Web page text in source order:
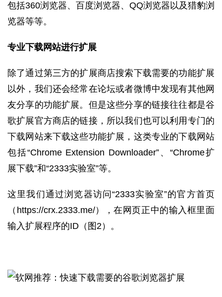
包括360浏览器、百度浏览器、QQ浏览器以及猎豹浏
览器等等。
专业下载网站进行扩展
除了通过第三方的扩展商店搜索下载需要的功能扩展
以外，我们还会经常在论坛或者微博中发现有其他网
友分享的功能扩展。但是这些分享的链接往往都是谷
歌扩展官方商店的链接，所以我们也可以利用专门的
下载网站来下载这些功能扩展，这类专业的下载网站
包括“Chrome Extension Downloader”、“Chrome扩
展下载”和“2333实验室”等。
这里我们通过浏览器访问“2333实验室”的官方首页
（https://crx.2333.me/），在网页正中的输入框里面
输入扩展程序的ID（图2）。